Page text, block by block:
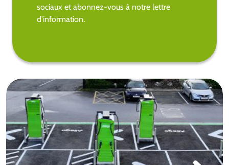
sociaux et abonnez-vous à notre lettre
d'information.